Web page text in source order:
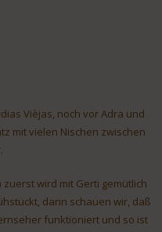
Vièjas, noch vor Adra und
mit vielen Nischen zwischen
zuerst wird mit Gerti gemütlich
dann schauen wir, daß
funktioniert und so ist